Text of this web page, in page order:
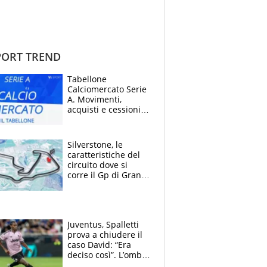
TREND
Tabellone
Calciomercato Serie
A. Movimenti,
acquisti e cessioni:
Silverstone, le
caratteristiche del
circuito dove si
corre il Gp di Gran
Juventus, Spalletti
prova a chiudere il
caso David: “Era
deciso così”. L’ombra